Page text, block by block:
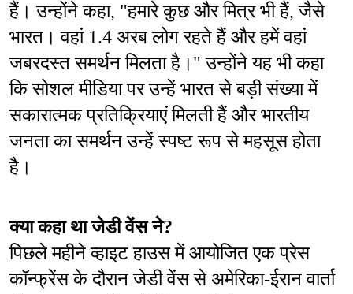
हैं। उन्होंने कहा, "हमारे कुछ और मित्र भी हैं, जैसे
भारत। वहां 1.4 अरब लोग रहते हैं और हमें वहां
जबरदस्त समर्थन मिलता है।" उन्होंने यह भी कहा
कि सोशल मीडिया पर उन्हें भारत से बड़ी संख्या में
सकारात्मक प्रतिक्रियाएं मिलती हैं और भारतीय
जनता का समर्थन उन्हें स्पष्ट रूप से महसूस होता
है।
क्या कहा था जेडी वेंस ने?
पिछले महीने व्हाइट हाउस में आयोजित एक प्रेस
कॉन्फ्रेंस के दौरान जेडी वेंस से अमेरिका-ईरान वार्ता